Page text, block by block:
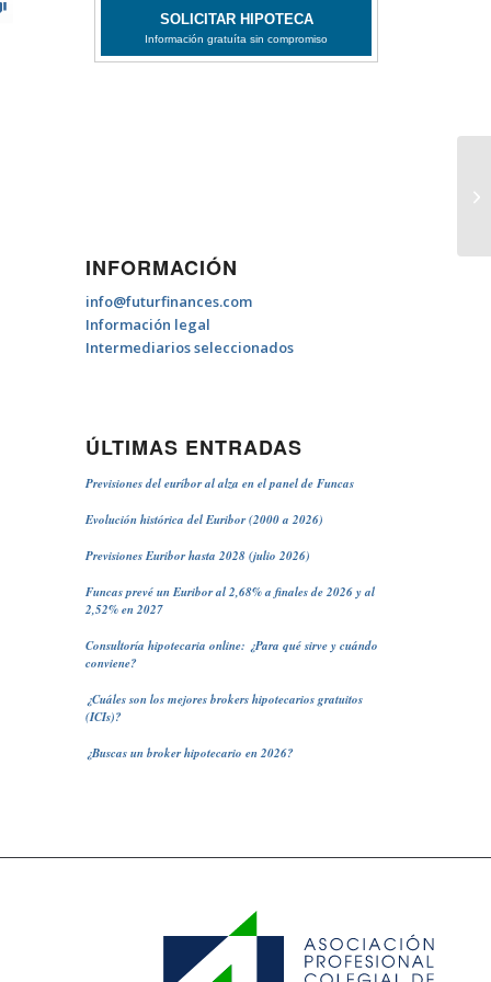
INFORMACIÓN
info@futurfinances.com
Información legal
Intermediarios seleccionados
ÚLTIMAS ENTRADAS
Previsiones del euríbor al alza en el panel de Funcas
Evolución histórica del Euribor (2000 a 2026)
Previsiones Euribor hasta 2028 (julio 2026)
Funcas prevé un Euribor al 2,68% a finales de 2026 y al
2,52% en 2027
Consultoría hipotecaria online: ¿Para qué sirve y cuándo
conviene?
¿Cuáles son los mejores brokers hipotecarios gratuitos
(ICIs)?
¿Buscas un broker hipotecario en 2026?